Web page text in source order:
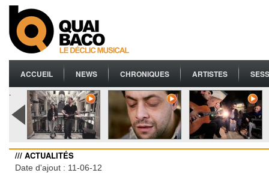
ACCUEIL NEWS CHRONIQUES ARTISTES
.
/// ACTUALITÉS
Date d'ajout : 11-06-12